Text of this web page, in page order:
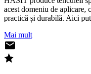
acest domeniu de aplicare,
practică și durabilă. Aici
Mai mult